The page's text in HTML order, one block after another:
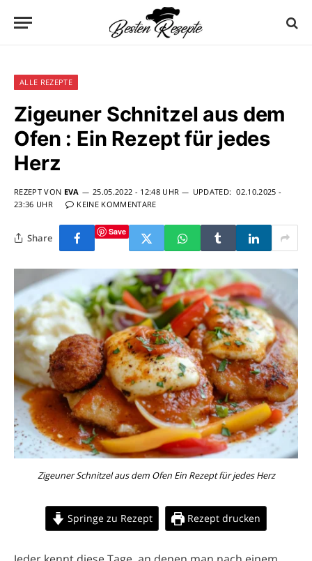
ALLE REZEPTE
Zigeuner Schnitzel aus dem
Ofen : Ein Rezept für jedes
Herz
REZEPT VON EVA 25.05.2022 - 12:48 UHR UPDATED: 02.10.2025 -
23:36 UHR
KEINE KOMMENTARE
Share Save
Zigeuner Schnitzel aus dem Ofen Ein Rezept für jedes Herz
Springe zu Rezept Rezept drucken